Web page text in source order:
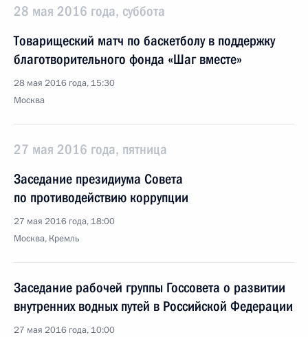
28 мая 2016 года, суббота
Товарищеский матч по баскетболу в поддержку
благотворительного фонда «Шаг вместе»
28 мая 2016 года, 15:30
Москва
27 мая 2016 года, пятница
Заседание президиума Совета
по противодействию коррупции
27 мая 2016 года, 18:00
Москва, Кремль
Заседание рабочей группы Госсовета о развитии
внутренних водных путей в Российской Федерации
27 мая 2016 года, 10:00